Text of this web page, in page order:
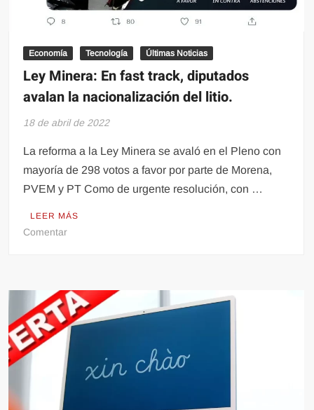
“LITIO”
Economía Tecnología Últimas Noticias
Ley Minera: En fast track, diputados
avalan la nacionalización del litio.
18 de abril de 2022
La reforma a la Ley Minera se avaló en el Pleno con
mayoría de 298 votos a favor por parte de Morena,
PVEM y PT Como de urgente resolución, con …
LEER MÁS
Comentaren
fast
track,
diputados
avalan
la
nacionalización